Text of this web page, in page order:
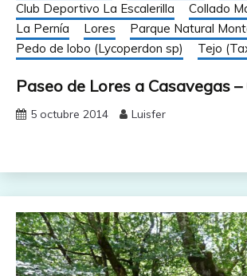
Club Deportivo La Escalerilla
Collado
La Pernía
Lores
Parque Natural
Pedo de lobo (Lycoperdon sp)
Tejo
Paseo de Lores a Casavegas
5 octubre 2014 Luisfer